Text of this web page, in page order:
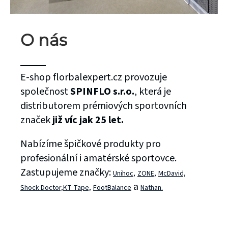
O nás
E-shop florbalexpert.cz provozuje
společnostSPINFLO s.r.o., která je
distributorem prémiových sportovních
značekjiž víc jak 25 let.
Nabízíme špičkové produkty pro
profesionální i amatérské sportovce.
Zastupujeme značky: Unihoc, ZONE, McDavid,
Shock Doctor,KT Tape, FootBalance a Nathan.